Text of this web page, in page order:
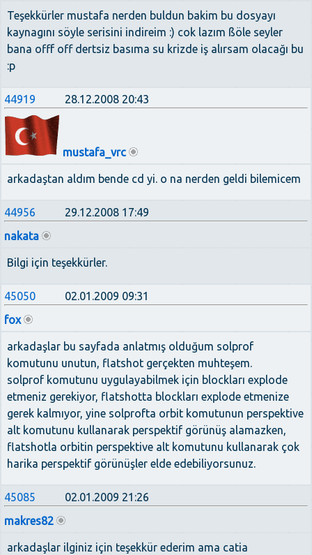
Teşekkürler mustafa nerden buldun bakim bu dosyayı
kaynagını söyle serisini indireim :) cok lazım ßöle seyler
bana offf off dertsiz basıma su krizde iş alırsam olacağı bu
:p
44919 28.12.2008 20:43
mustafa_vrc
arkadaştan aldım bende cd yi. o na nerden geldi bilemicem
44956
29.12.2008 17:49
nakata
Bilgi için teşekkürler.
45050
02.01.2009 09:31
fox
arkadaşlar bu sayfada anlatmış olduğum solprof
komutunu unutun, flatshot gerçekten muhteşem.
solprof komutunu uygulayabilmek için blockları explode
etmeniz gerekiyor, flatshotta blockları explode etmenize
gerek kalmıyor, yine solprofta orbit komutunun perspektive
alt komutunu kullanarak perspektif görünüş alamazken,
flatshotla orbitin perspektive alt komutunu kullanarak çok
harika perspektif görünüşler elde edebiliyorsunuz.
45085
02.01.2009 21:26
makres82
arkadaşlar ilginiz için teşekkür ederim ama catia